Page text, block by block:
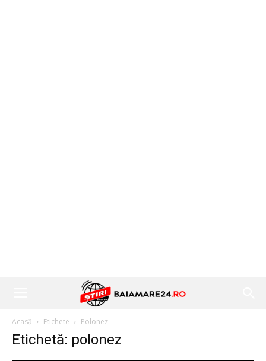
Acasă Etichete Polonez
Etichetă: polonez